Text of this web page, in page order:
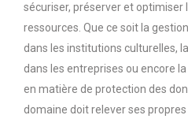
sécuriser, préserver et optimiser
ressources. Que ce soit la
dans les institutions culturelles,
dans les entreprises ou encore
en matière de protection des
domaine doit relever ses propres